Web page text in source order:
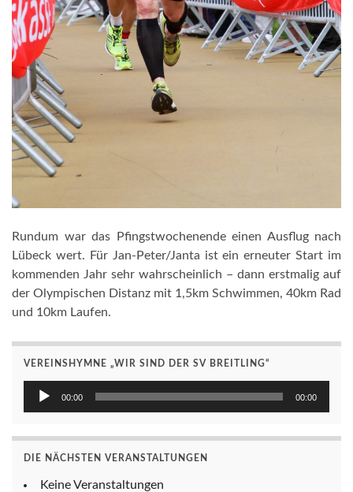
Rundum war das Pfingstwochenende einen Ausflug nach
Lübeck wert. Für Jan-Peter/Janta ist ein erneuter Start im
kommenden Jahr sehr wahrscheinlich – dann erstmalig auf
der Olympischen Distanz mit 1,5km Schwimmen, 40km Rad
und 10km Laufen.
VEREINSHYMNE „WIR SIND DER SV BREITLING“
Audio-
00:00 00:00
DIE NÄCHSTEN VERANSTALTUNGEN
Keine Veranstaltungen